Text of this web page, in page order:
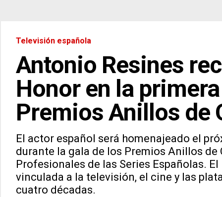
Televisión española
Antonio Resines
Honor en la
Premios Anillos de
El actor español será homenajeado el
durante la gala de los Premios Anillos de
Profesionales de las Series Españolas.
vinculada a la televisión, el cine y las
cuatro décadas.